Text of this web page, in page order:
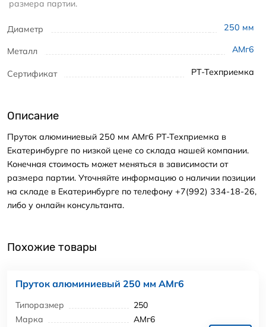
Диаметр 250 мм
Металл АМг6
Сертификат РТ-Техприемка
размера партии.
Описание
Пруток алюминиевый 250 мм АМг6 РТ-Техприемка в
Екатеринбурге по низкой цене со склада нашей компании.
Конечная стоимость может меняться в зависимости от
размера партии. Уточняйте информацию о наличии позиции
на складе в Екатеринбурге по телефону +7(992) 334-18-26,
либо у онлайн консультанта.
Похожие товары
Пруток алюминиевый 250 мм АМг6
Типоразмер
250
Марка
АМг6